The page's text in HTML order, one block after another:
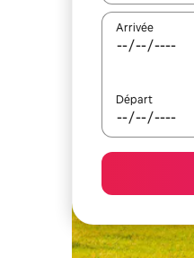
Arrivée
Départ